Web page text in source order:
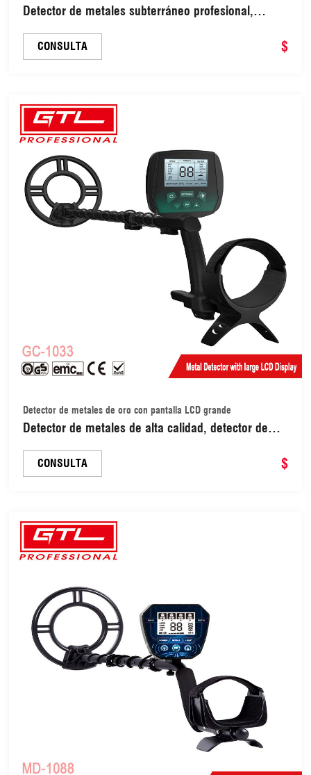
Detector de metales subterráneo profesional,
rastreador, detector de circuitos metálicos (MD-
1070)
CONSULTA $
Detector de metales de oro con pantalla LCD grande
Detector de metales de alta calidad, detector de
profundidad ultraprofunda con gran pantalla LCD
(GC-1033)
CONSULTA $